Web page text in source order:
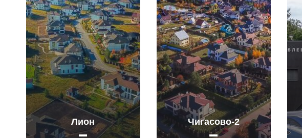
Лион Чигасово-2